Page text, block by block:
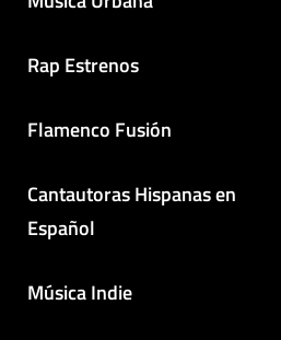
Rap Estrenos
Flamenco Fusión
Cantautoras Hispanas en
Español
Música Indie